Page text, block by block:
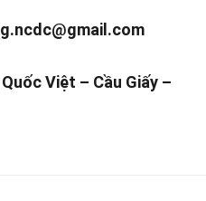
Việt – Cầu Giấy –